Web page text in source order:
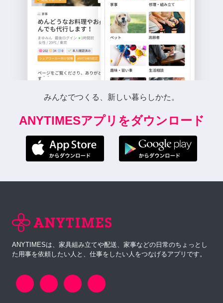
みんなでつくる、新しい暮らしかた。
ANYTIMESアプリをダウンロード
ANYTIMESは、家具組み立てや配送、家事などの日常のちょっとし
た用事を依頼したい人と、仕事をしたい人をつなげるアプリです。